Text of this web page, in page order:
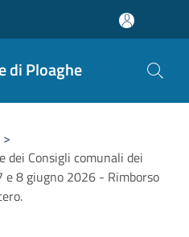
di Ploaghe
>
dei Consigli comunali dei
e 8 giugno 2026 - Rimborso